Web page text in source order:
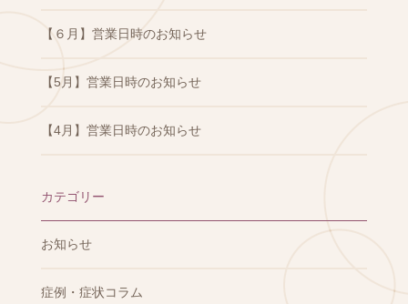
【６月】営業日時のお知らせ
【5月】営業日時のお知らせ
【4月】営業日時のお知らせ
カテゴリー
お知らせ
症例・症状コラム